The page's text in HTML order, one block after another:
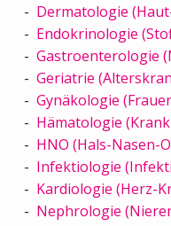
Dermatologie
Endokrinologie
Gastroenterologie
Geriatrie
Gynäkologie
Hämatologie
HNO (Hals-Nasen-
Infektiologie
Kardiologie (Herz-
Nephrologie